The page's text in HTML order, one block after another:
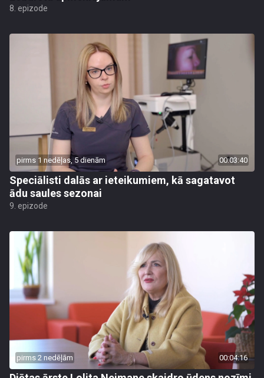
8. epizode
pirms 1 nedēļas, 5 dienām 00:03:40
Speciālisti dalās ar ieteikumiem, kā sagatavot
ādu saules sezonai
9. epizode
pirms 2 nedēļām 00:04:16